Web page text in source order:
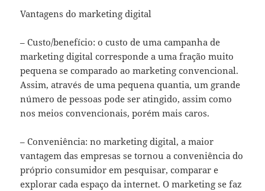
Vantagens do marketing digital
– Custo/benefício: o custo de uma campanha de
marketing digital corresponde a uma fração muito
pequena se comparado ao marketing convencional.
Assim, através de uma pequena quantia, um grande
número de pessoas pode ser atingido, assim como
nos meios convencionais, porém mais caros.
– Conveniência: no marketing digital, a maior
vantagem das empresas se tornou a conveniência do
próprio consumidor em pesquisar, comparar e
explorar cada espaço da internet. O marketing se faz